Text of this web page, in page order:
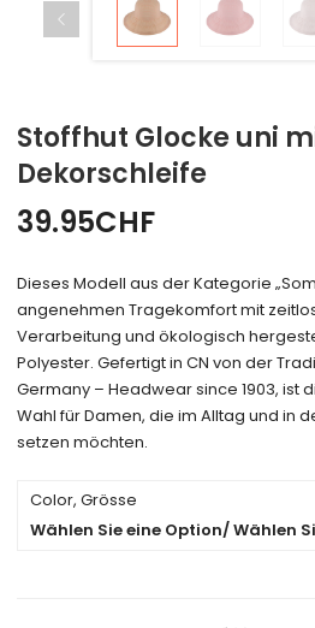
Stoffhut Glocke uni
Dekorschleife
39.95CHF
Dieses Modell aus der Kategorie
angenehmen Tragekomfort mit
Verarbeitung und ökologisch
Polyester. Gefertigt in CN von der
Germany – Headwear since 1903, ist
Wahl für Damen, die im Alltag und in
setzen möchten.
Color, Grösse
Wählen Sie eine Option/ Wählen